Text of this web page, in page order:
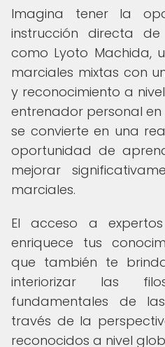
Imagina tener la
instrucción directa
como Lyoto Machida,
marciales mixtas con
y reconocimiento a
entrenador personal
se convierte en una
oportunidad de
mejorar
marciales.
El acceso a
enriquece tus
que también te
interiorizar las
fundamentales de
través de la
reconocidos a nivel